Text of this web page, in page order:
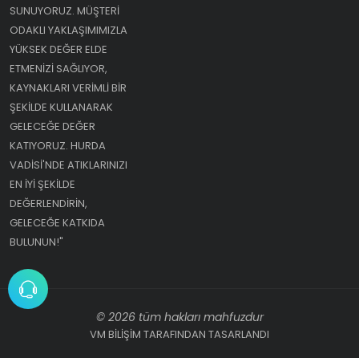
SUNUYORUZ. MÜŞTERI
ODAKLI YAKLAŞIMIMIZLA
YÜKSEK DEĞER ELDE
ETMENIZI SAĞLIYOR,
KAYNAKLARI VERIMLI BIR
ŞEKILDE KULLANARAK
GELECEĞE DEĞER
KATIYORUZ. HURDA
VADISI'NDE ATIKLARINIZI
EN IYI ŞEKILDE
DEĞERLENDIRIN,
GELECEĞE KATKIDA
BULUNUN!"
© 2026 tüm hakları mahfuzdur
VM BİLİŞİM TARAFINDAN TASARLANDI